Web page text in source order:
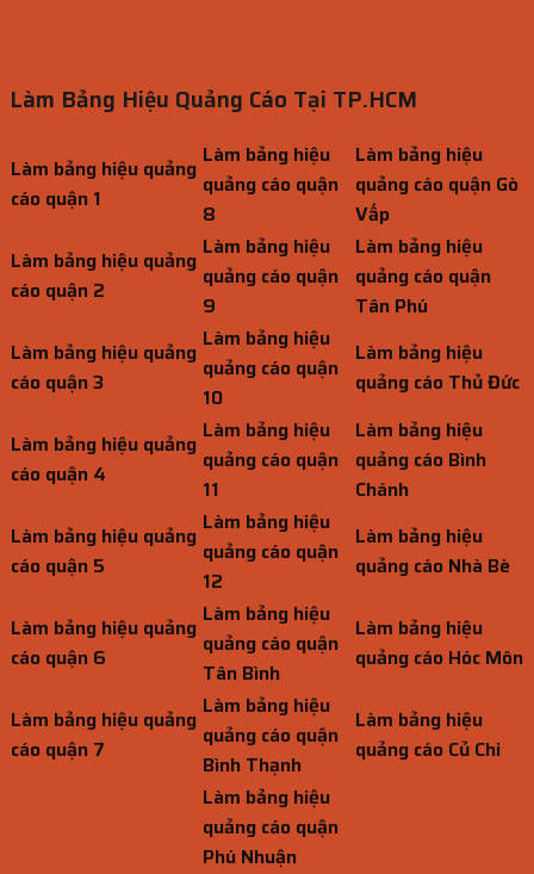
Làm Bảng Hiệu Quảng Cáo Tại TP.HCM
Làm bảng hiệu quảng
cáo quận 1
Làm bảng hiệu
quảng cáo quận
8
Làm bảng hiệu
quảng cáo quận Gò
Vấp
Làm bảng hiệu quảng
cáo quận 2
Làm bảng hiệu
quảng cáo quận
9
Làm bảng hiệu
quảng cáo quận
Tân Phú
Làm bảng hiệu quảng
cáo quận 3
Làm bảng hiệu
quảng cáo quận
10
Làm bảng hiệu
quảng cáo Thủ Đức
Làm bảng hiệu quảng
cáo quận 4
Làm bảng hiệu
quảng cáo quận
11
Làm bảng hiệu
quảng cáo Bình
Chánh
Làm bảng hiệu quảng
cáo quận 5
Làm bảng hiệu
quảng cáo quận
12
Làm bảng hiệu
quảng cáo Nhà Bè
Làm bảng hiệu quảng
cáo quận 6
Làm bảng hiệu
quảng cáo quận
Tân Bình
Làm bảng hiệu
quảng cáo Hóc Môn
Làm bảng hiệu quảng
cáo quận 7
Làm bảng hiệu
quảng cáo quận
Bình Thạnh
Làm bảng hiệu
quảng cáo Củ Chi
Làm bảng hiệu
quảng cáo quận
Phú Nhuận